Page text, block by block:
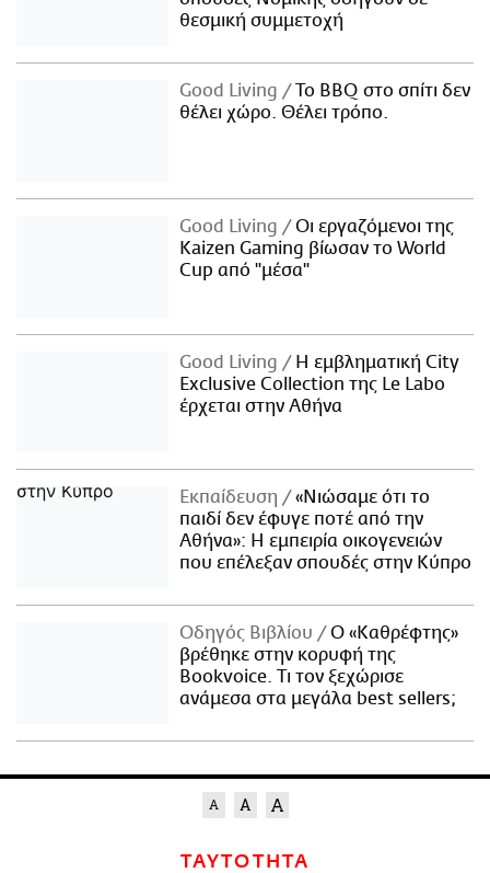
θεσμική συμμετοχή
Good Living
Το BBQ στο σπίτι δεν
θέλει χώρο. Θέλει τρόπο.
Good Living
Οι εργαζόμενοι της
Kaizen Gaming βίωσαν το World
Cup από "μέσα"
Good Living
Η εμβληματική City
Exclusive Collection της Le Labo
έρχεται στην Αθήνα
Εκπαίδευση
«Νιώσαμε ότι το
παιδί δεν έφυγε ποτέ από την
Αθήνα»: Η εμπειρία οικογενειών
που επέλεξαν σπουδές στην Κύπρο
Οδηγός Βιβλίου
Ο «Καθρέφτης»
βρέθηκε στην κορυφή της
Bookvoice. Τι τον ξεχώρισε
ανάμεσα στα μεγάλα best sellers;
ΤΑΥΤΟΤΗΤΑ